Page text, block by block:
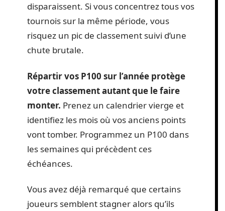
disparaissent. Si vous concentrez tous vos
tournois sur la même période, vous
risquez un pic de classement suivi d’une
chute brutale.
Répartir vos P100 sur l’année protège
votre classement autant que le faire
monter. Prenez un calendrier vierge et
identifiez les mois où vos anciens points
vont tomber. Programmez un P100 dans
les semaines qui précèdent ces
échéances.
Vous avez déjà remarqué que certains
joueurs semblent stagner alors qu’ils